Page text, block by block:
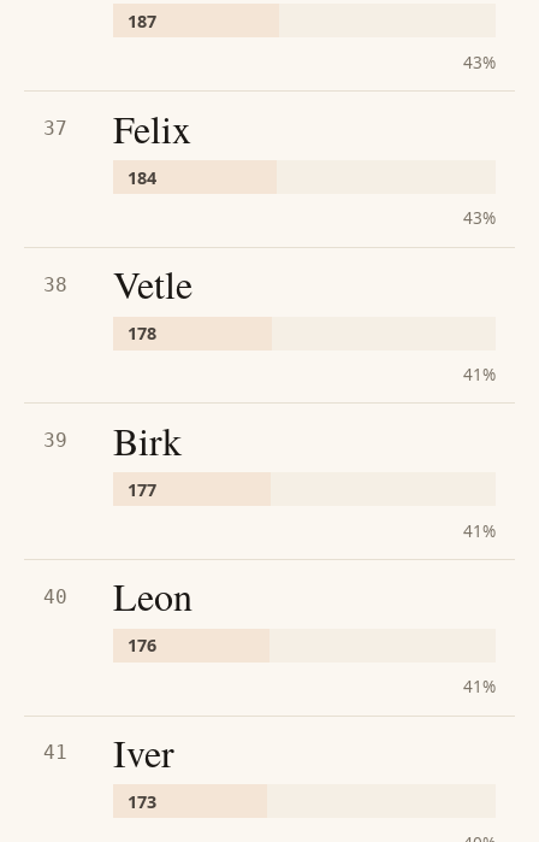
187
43%
37 Felix
184
43%
38 Vetle
178
41%
39 Birk
177
41%
40 Leon
176
41%
41 Iver
173